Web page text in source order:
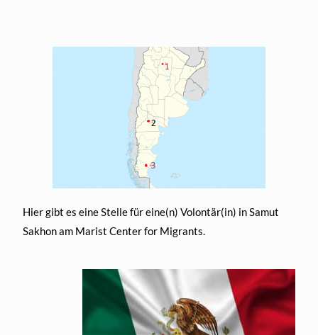
Hier gibt es eine Stelle für eine(n) Volontär(in) in Samut
Sakhon am Marist Center for Migrants.